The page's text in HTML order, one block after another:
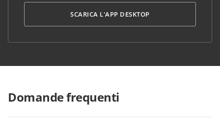
SCARICA L'APP DESKTOP
Domande frequenti